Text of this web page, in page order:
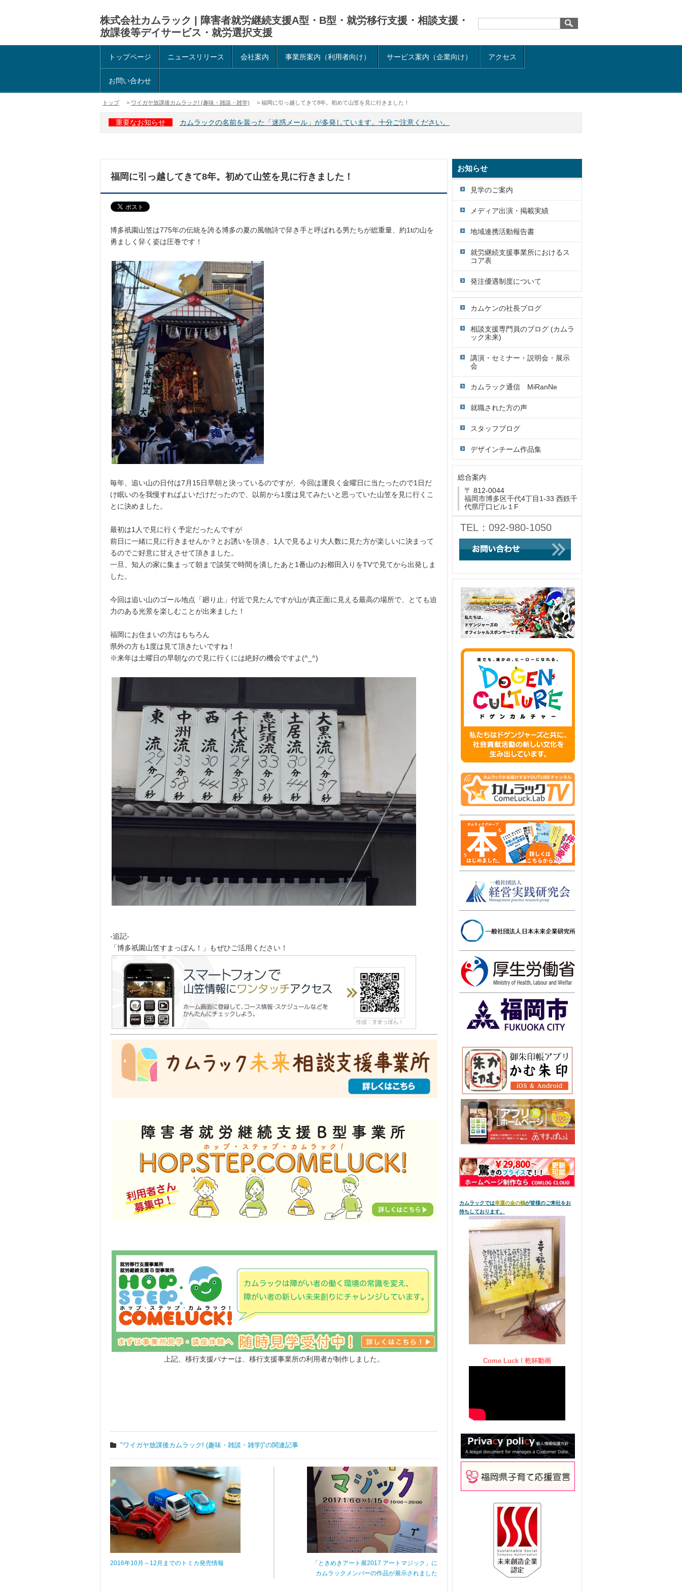
株式会社カムラック | 障害者就労継続支援A型・B型・就労移行支援・相談支援・
放課後等デイサービス・就労選択支援
トップページ ニュースリリース 会社案内 事業所案内（利用者向け） サービス案内（企業向け） アクセス
お問い合わせ
トップ > ワイガヤ放課後カムラック! (趣味・雑談・雑学) > 福岡に引っ越してきて8年。初めて山笠を見に行きました！
重要なお知らせ カムラックの名前を装った「迷惑メール」が多発しています。十分ご注意ください。
福岡に引っ越してきて8年。初めて山笠を見に行きました！
博多祇園山笠は775年の伝統を誇る博多の夏の風物詩で舁き手と呼ばれる男たちが総重量、約1tの山を
勇ましく舁く姿は圧巻です！
毎年、追い山の日付は7月15日早朝と決っているのですが、今回は運良く金曜日に当たったので1日だ
け眠いのを我慢すればよいだけだったので、以前から1度は見てみたいと思っていた山笠を見に行くこ
とに決めました。
最初は1人で見に行く予定だったんですが
前日に一緒に見に行きませんか？とお誘いを頂き、1人で見るより大人数に見た方が楽しいに決まって
るのでご好意に甘えさせて頂きました。
一旦、知人の家に集まって朝まで談笑で時間を潰したあと1番山のお櫛田入りをTVで見てから出発しま
した。
今回は追い山のゴール地点「廻り止」付近で見たんですが山が真正面に見える最高の場所で、とても迫
力のある光景を楽しむことが出来ました！
福岡にお住まいの方はもちろん
県外の方も1度は見て頂きたいですね！
※来年は土曜日の早朝なので見に行くには絶好の機会ですよ(^_^)
-追記-
「博多祇園山笠すまっぽん！」もぜひご活用ください！
上記、移行支援バナーは、移行支援事業所の利用者が制作しました。
"ワイガヤ放課後カムラック! (趣味・雑談・雑学)"の関連記事
2016年10月～12月までのトミカ発売情報
「ときめきアート展2017 アートマジック」に
カムラックメンバーの作品が展示されました
お知らせ
見学のご案内
メディア出演・掲載実績
地域連携活動報告書
就労継続支援事業所におけるス
コア表
発注優遇制度について
カムケンの社長ブログ
相談支援専門員のブログ (カムラ
ック未来)
講演・セミナー・説明会・展示
会
カムラック通信 MiRanNe
就職された方の声
スタッフブログ
デザインチーム作品集
総合案内
〒 812-0044
福岡市博多区千代4丁目1-33 西鉄千
代県庁口ビル１F
TEL：092-980-1050
カムラックでは幸運の金の鶴が皆様のご来社をお
待ちしております。
Come Luck ! 乾杯動画